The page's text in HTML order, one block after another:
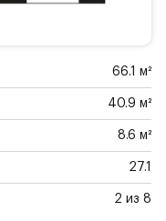
66.1 м²
40.9 м²
8.6 м²
27.1
2 из 8